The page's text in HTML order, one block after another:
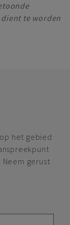
te worden
het gebied
gerust